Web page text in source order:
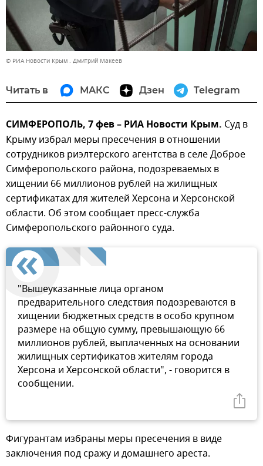
© РИА Новости Крым . Дмитрий Макеев
Читать в МАКС Дзен Telegram
СИМФЕРОПОЛЬ, 7 фев – РИА Новости Крым. Суд в
Крыму избрал меры пресечения в отношении
сотрудников риэлтерского агентства в селе Доброе
Симферопольского района, подозреваемых в
хищении 66 миллионов рублей на жилищных
сертификатах для жителей Херсона и Херсонской
области. Об этом сообщает пресс-служба
Симферопольского районного суда.
"Вышеуказанные лица органом
предварительного следствия подозреваются в
хищении бюджетных средств в особо крупном
размере на общую сумму, превышающую 66
миллионов рублей, выплаченных на основании
жилищных сертификатов жителям города
Херсона и Херсонской области", - говорится в
сообщении.
Фигурантам избраны меры пресечения в виде
заключения под сражу и домашнего ареста.